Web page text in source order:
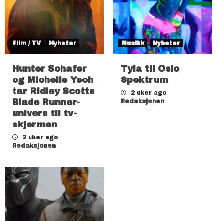
Film / TV Nyheter
Hunter Schafer
og Michelle Yeoh
tar Ridley Scotts
Blade Runner-
univers til tv-
skjermen
2 uker ago
Redaksjonen
Musikk Nyheter
Tyla til Oslo
Spektrum
2 uker ago
Redaksjonen